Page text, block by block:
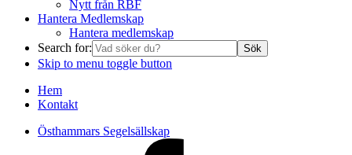
Nytt från RBF
Hantera Medlemskap
Hantera medlemskap
Search for:
Skip to menu toggle button
Hem
Kontakt
Östhammars Segelsällskap